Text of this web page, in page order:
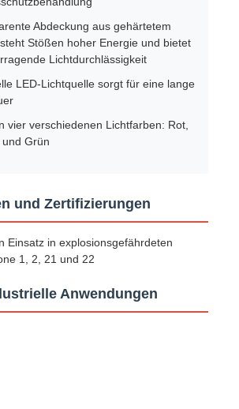
Box
Schalter
Kabeldrüsen
Abdeckung aus gehärtetem
Stößen hoher Energie und bietet
Lichtdurchlässigkeit
LED-Lichtquelle sorgt für eine lange
vier verschiedenen Lichtfarben: Rot,
Grün
und Zertifizierungen
Einsatz in explosionsgefährdeten
1, 2, 21 und 22
Anwendungen